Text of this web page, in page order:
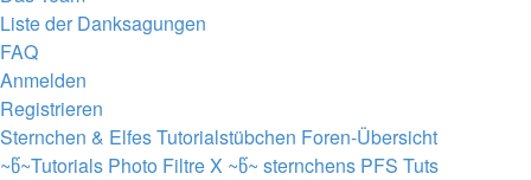
Liste der Danksagungen
FAQ
Anmelden
Registrieren
Sternchen & Elfes Tutorialstübchen Foren-Übersicht
~წ~Tutorials Photo Filtre X ~წ~ sternchens PFS Tuts